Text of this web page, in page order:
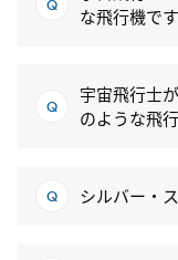
な飛行機で
宇宙飛行士
のような飛
シルバー・